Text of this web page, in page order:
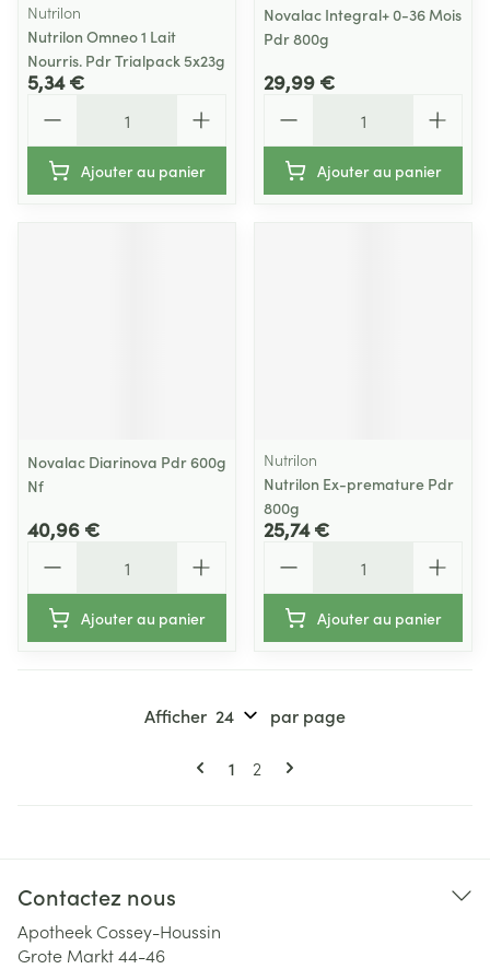
Nutrilon
Nutrilon Omneo 1 Lait
Nourris. Pdr Trialpack 5x23g
5,34 €
Ajouter au panier
Novalac Integral+ 0-36 Mois
Pdr 800g
29,99 €
Ajouter au panier
Novalac Diarinova Pdr 600g
Nf
40,96 €
Ajouter au panier
Nutrilon
Nutrilon Ex-premature Pdr
800g
25,74 €
Ajouter au panier
Pages
Vous lisez actuellement la page
1 Page
2
Afficher par page
Contactez nous
Apotheek Cossey-Houssin
Grote Markt 44-46